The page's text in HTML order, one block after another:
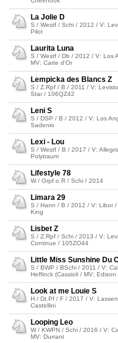
La Jolie D
S / Westf / Schi / 2012 / V:
Pilot
Laurita Luna
S / Westf / Db / 2012 / V: Los
MV: Carte d'Or
Lempicka des Blancs Z
S / Z.Rpf / B / 2011 / V:
Star / 106QZ42
Leni S
S / DSP / B / 2012 / V: Los
Sadenio
Lexi - Lou
S / Westf / B / 2017 / V:
Polytraum
Lifestyle 78
W / Grpf.o.R / Schi / 2014
Limara 29
S / Hann / B / 2012 / V: Libor /
King
Lisbet Z
S / Z.Rpf / Schi / 2013 / V:
Continue / 105ZO44
Little Miss Sunshine Du
S / BWP / BSchi / 2011 / V:
Heffinck (Cassioli / MV: Edison
Look at me Louie S
H / Dt.Pf / F / 2017 / V:
Castellini
Looping Leo
W / KWPN / Schi / 2016 / V:
MV: Durrant